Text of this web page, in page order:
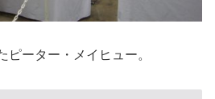
ーター・メイヒュー。